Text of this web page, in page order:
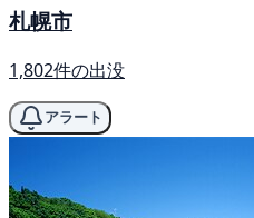
札幌市
1,802件の出没
アラート